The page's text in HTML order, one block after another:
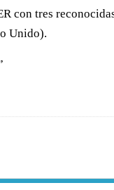
con tres
Unido).